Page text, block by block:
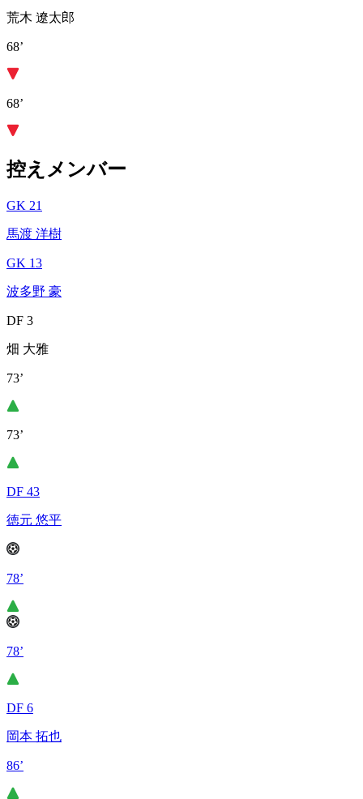
荒木 遼太郎
68’
68’
控えメンバー
GK 21
馬渡 洋樹
GK 13
波多野 豪
DF 3
畑 大雅
73’
73’
DF 43
徳元 悠平
78’
78’
DF 6
岡本 拓也
86’